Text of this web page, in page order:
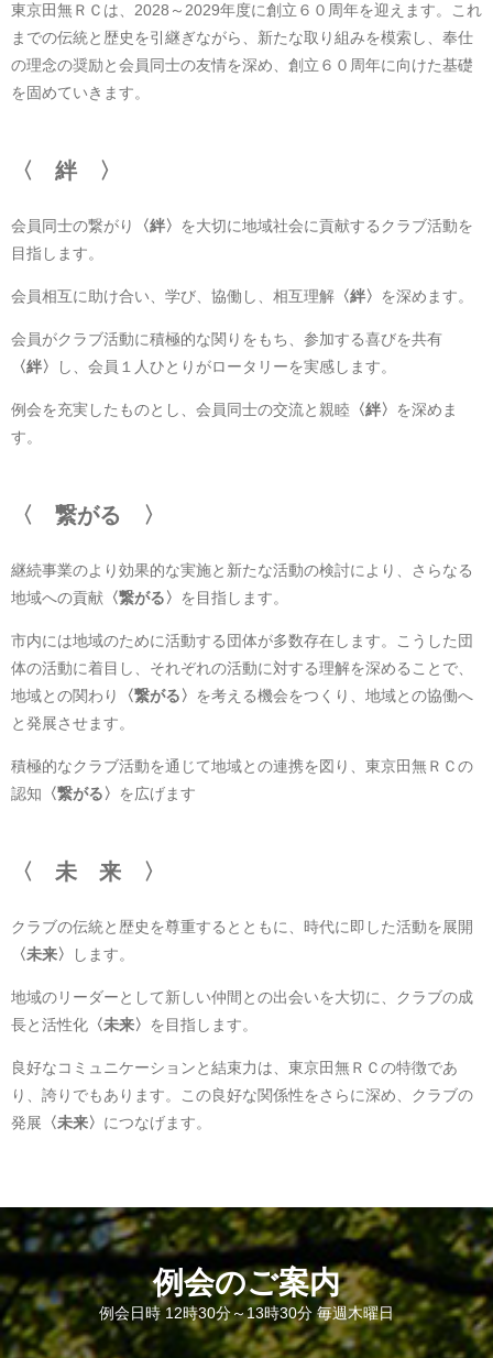
東京田無ＲＣは、2028～2029年度に創立６０周年を迎えます。これ
までの伝統と歴史を引継ぎながら、新たな取り組みを模索し、奉仕
の理念の奨励と会員同士の友情を深め、創立６０周年に向けた基礎
を固めていきます。
〈 絆 〉
会員同士の繋がり 〈絆〉 を大切に地域社会に貢献するクラブ活動を
目指します。
会員相互に助け合い、学び、協働し、相互理解 〈絆〉 を深めます。
会員がクラブ活動に積極的な関りをもち、参加する喜びを共有
〈絆〉
し、会員１人ひとりがロータリーを実感します。
例会を充実したものとし、会員同士の交流と親睦 〈絆〉 を深めま
す。
〈 繋がる 〉
継続事業のより効果的な実施と新たな活動の検討により、さらなる
地域への貢献 〈繋がる〉 を目指します。
市内には地域のために活動する団体が多数存在します。こうした団
体の活動に着目し、それぞれの活動に対する理解を深めることで、
地域との関わり
〈繋がる〉 を考える機会をつくり、地域との協働へ
と発展させます。
積極的なクラブ活動を通じて地域との連携を図り、東京田無ＲＣの
認知 〈繋がる〉 を広げます
〈 未 来 〉
クラブの伝統と歴史を尊重するとともに、時代に即した活動を展開
〈未来〉
します。
地域のリーダーとして新しい仲間との出会いを大切に、クラブの成
長と活性化 〈未来〉 を目指します。
良好なコミュニケーションと結束力は、東京田無ＲＣの特徴であ
り、誇りでもあります。この良好な関係性をさらに深め、クラブの
発展 〈未来〉 につなげます。
例会のご案内
例会日時 12時30分～13時30分 毎週木曜日